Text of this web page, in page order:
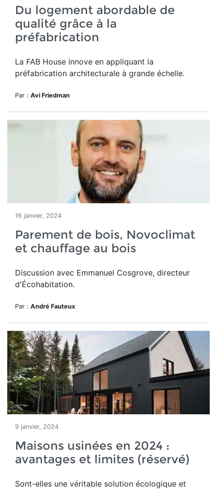
Du logement abordable de
qualité grâce à la
préfabrication
La FAB House innove en appliquant la
préfabrication architecturale à grande échelle.
Par : Avi Friedman
16 janvier, 2024
Parement de bois, Novoclimat
et chauffage au bois
Discussion avec Emmanuel Cosgrove, directeur
d'Écohabitation.
Par : André Fauteux
9 janvier, 2024
Maisons usinées en 2024 :
avantages et limites (réservé)
Sont-elles une véritable solution écologique et